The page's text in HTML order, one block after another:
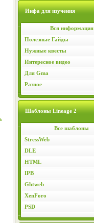
Инфа для изучения
Вся информация
Полезные Гайды
Нужные квесты
Интересное видео
Для Gma
Разное
Шаблоны Lineage 2
Все шаблоны
StressWeb
DLE
HTML
IPB
Ghtweb
XenForo
PSD